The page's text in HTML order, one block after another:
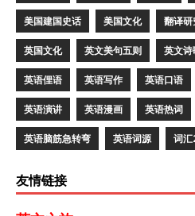
美国建国史话 美国文化 翻译研
英国文化 英文美句五则 英文诗
英语俚语 英语写作 英语口语
英语演讲 英语漫画 英语热词
英语脑筋急转弯 英语词源 词
友情链接